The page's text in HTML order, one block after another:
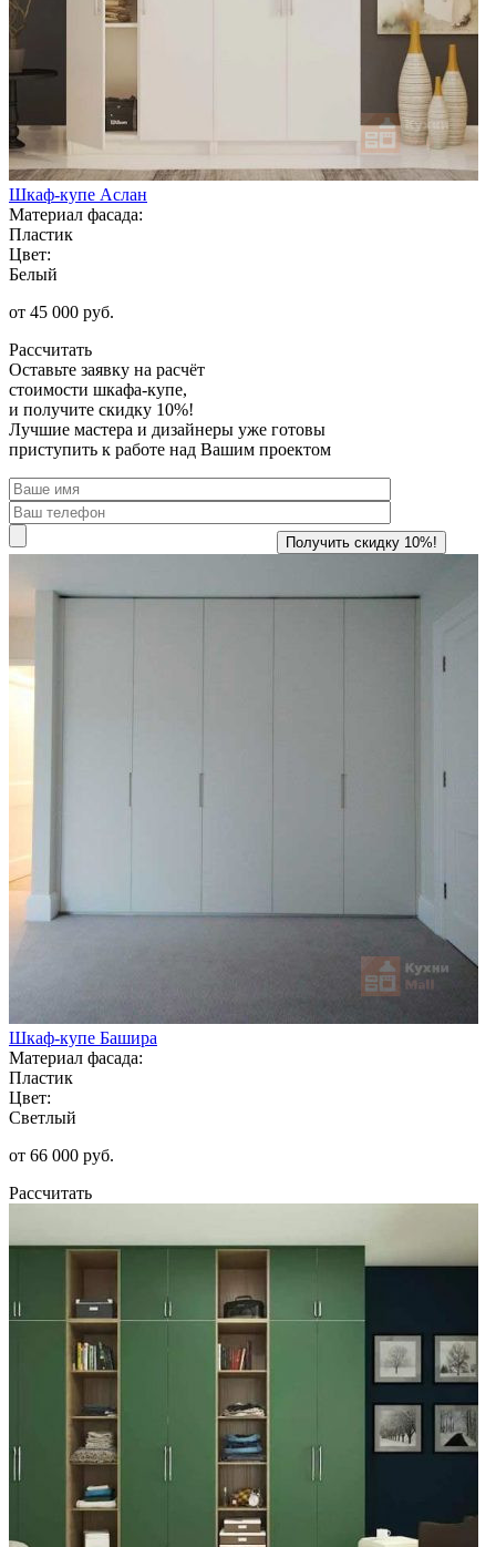
Шкаф-купе Аслан
Материал фасада:
Пластик
Цвет:
Белый
от 45 000 руб.
Рассчитать
Оставьте заявку на расчёт
стоимости шкафа-купе,
и получите скидку 10%!
Лучшие мастера и дизайнеры уже готовы
приступить к работе над Вашим проектом
Шкаф-купе Башира
Материал фасада:
Пластик
Цвет:
Светлый
от 66 000 руб.
Рассчитать